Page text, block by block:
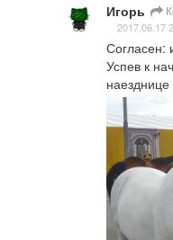
Игорь
2017.06.17
Согласен:
Успев к
наезднице